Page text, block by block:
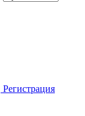
Регистрация